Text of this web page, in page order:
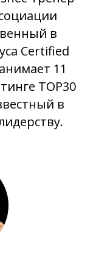
в
Certified
11
TOP30
в